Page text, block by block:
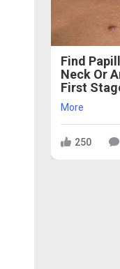
Find
Neck Or
First
More
250